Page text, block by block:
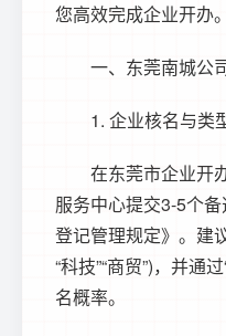
您高效完成企业开办。
一、 东莞南城公
1. 企业核名与类
在东莞市企业开
服务中心提交3-5个
登记管理规定》。建
“科技”“商贸”)，并通
名概率。